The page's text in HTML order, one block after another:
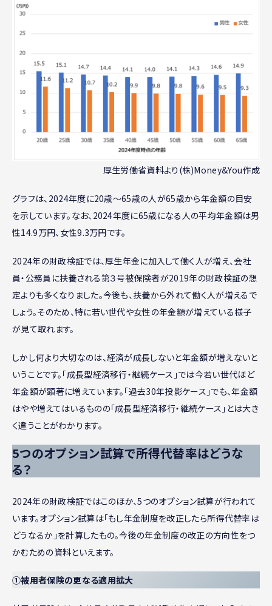
厚生労働省資料より(株)Money&You作成
グラフは、2024年度に20歳〜65歳の人が65歳から年金額の目安
を示しています。なお、2024年度に65歳になる人の平均年金額は男
性14.9万円、女性9.3万円です。
2024年の財政検証では、厚生年金に加入して働く人が増え、会社
員・公務員に扶養される第３号被保険者が2019年の財政検証の想
定よりも多くなりました。今後も、扶養から外れて働く人が増えるで
しょう。そのため、特に若い世代や女性の年金額が増えている様子
が見て取れます。
しかし何より大切なのは、経済が成長しないと年金額が増えないと
いうことです。「成長型経済移行・継続ケース」では今若い世代ほど
年金額が顕著に増えています。「過去30年投影ケース」でも、年金額
はやや増えてはいるものの「成長型経済移行・継続ケース」とは大き
く違うことがわかります。
5つのオプション試算で所得代替率はどうな
る？
2024年の財政検証ではこのほか、5つのオプション試算が行われて
います。オプション試算は「もし年金制度を改正したら所得代替率は
どうなるか」を計算したもの。今後の年金制度の改正の方向性をつ
かむための資料といえます。
①被用者保険の更なる適用拡大